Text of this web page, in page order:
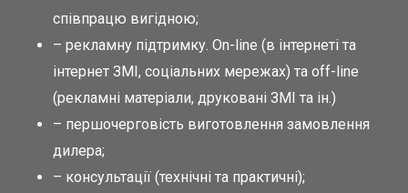
співпрацю вигідною;
– рекламну підтримку. Оn-line (в інтернеті та
інтернет ЗМІ, соціальних мережах) та оff-line
(рекламні матеріали, друковані ЗМІ та ін.)
– першочерговість виготовлення замовлення
дилера;
– консультації (технічні та практичні);